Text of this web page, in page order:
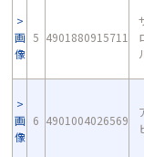
画
像
5 4901880915711
画
像
6 4901004026569